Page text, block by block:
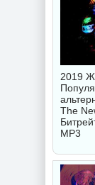
2019
The
MP3